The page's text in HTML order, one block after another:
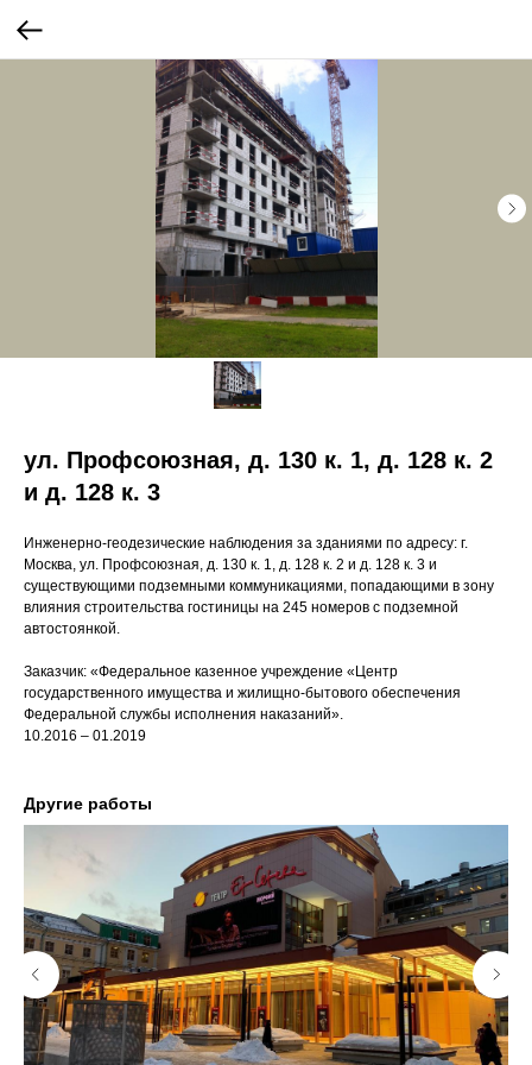
ул. Профсоюзная, д. 130 к. 1, д. 128 к. 2
и д. 128 к. 3
Инженерно-геодезические наблюдения за зданиями по адресу: г.
Москва, ул. Профсоюзная, д. 130 к. 1, д. 128 к. 2 и д. 128 к. 3 и
существующими подземными коммуникациями, попадающими в зону
влияния строительства гостиницы на 245 номеров с подземной
автостоянкой.
Заказчик: «Федеральное казенное учреждение «Центр
государственного имущества и жилищно-бытового обеспечения
Федеральной службы исполнения наказаний».
10.2016 – 01.2019
Другие работы